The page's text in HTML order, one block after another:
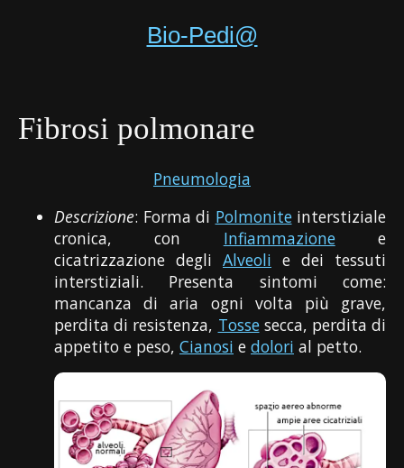
Bio-Pedi@
Fibrosi polmonare
Pneumologia
Descrizione: Forma di Polmoniteinterstiziale
cronica, con Infiammazionee
cicatrizzazione degli Alveoli e dei tessuti
interstiziali. Presenta sintomi come:
mancanza di aria ogni volta più grave,
perdita di resistenza, Tossesecca, perdita di
appetito e peso, Cianosi e dolori al petto.